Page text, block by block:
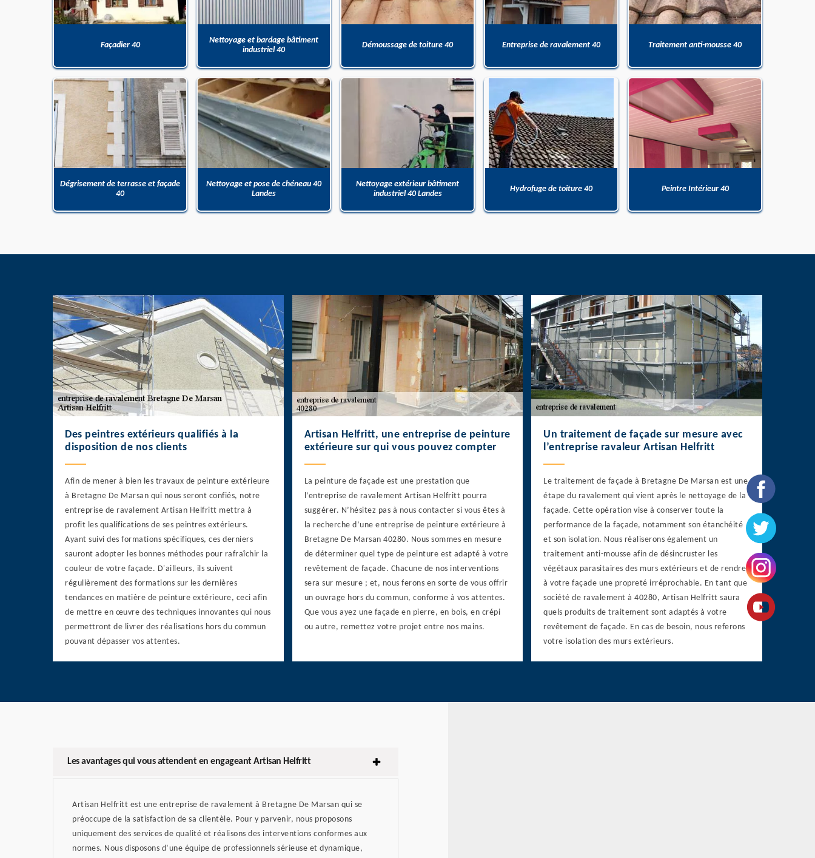
Façadier 40
Nettoyage et bardage bâtiment
industriel 40
Démoussage de toiture 40 Entreprise de ravalement 40 Traitement anti-mousse 40
Dégrisement de terrasse et façade
40
Nettoyage et pose de chéneau 40
Landes
Nettoyage extérieur bâtiment
industriel 40 Landes
Hydrofuge de toiture 40 Peintre Intérieur 40
Des peintres extérieurs qualifiés à la
disposition de nos clients
Afin de mener à bien les travaux de peinture extérieure
à Bretagne De Marsan qui nous seront confiés, notre
entreprise de ravalement Artisan Helfritt mettra à
profit les qualifications de ses peintres extérieurs.
Ayant suivi des formations spécifiques, ces derniers
sauront adopter les bonnes méthodes pour rafraîchir la
couleur de votre façade. D'ailleurs, ils suivent
régulièrement des formations sur les dernières
tendances en matière de peinture extérieure, ceci afin
de mettre en œuvre des techniques innovantes qui nous
permettront de livrer des réalisations hors du commun
pouvant dépasser vos attentes.
Artisan Helfritt, une entreprise de peinture
extérieure sur qui vous pouvez compter
La peinture de façade est une prestation que
l’entreprise de ravalement Artisan Helfritt pourra
suggérer. N’hésitez pas à nous contacter si vous êtes à
la recherche d’une entreprise de peinture extérieure à
Bretagne De Marsan 40280. Nous sommes en mesure
de déterminer quel type de peinture est adapté à votre
revêtement de façade. Chacune de nos interventions
sera sur mesure ; et, nous ferons en sorte de vous offrir
un ouvrage hors du commun, conforme à vos attentes.
Que vous ayez une façade en pierre, en bois, en crépi
ou autre, remettez votre projet entre nos mains.
Un traitement de façade sur mesure avec
l’entreprise ravaleur Artisan Helfritt
Le traitement de façade à Bretagne De Marsan est une
étape du ravalement qui vient après le nettoyage de la
façade. Cette opération vise à conserver toute la
performance de la façade, notamment son étanchéité
et son isolation. Nous réaliserons également un
traitement anti-mousse afin de désincruster les
végétaux parasitaires des murs extérieurs et de rendre
à votre façade une propreté irréprochable. En tant que
société de ravalement à 40280, Artisan Helfritt saura
quels produits de traitement sont adaptés à votre
revêtement de façade. En cas de besoin, nous referons
votre isolation des murs extérieurs.
Les avantages qui vous attendent en engageant Artisan Helfritt
Artisan Helfritt est une entreprise de ravalement à Bretagne De Marsan qui se
préoccupe de la satisfaction de sa clientèle. Pour y parvenir, nous proposons
uniquement des services de qualité et réalisons des interventions conformes aux
normes. Nous disposons d’une équipe de professionnels sérieuse et dynamique,